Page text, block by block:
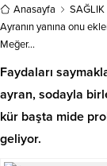
Anasayfa
SAĞLIK
Ayranın yanına onu
Meğer…
Faydaları
ayran, sodayla
kür başta mide
geliyor.